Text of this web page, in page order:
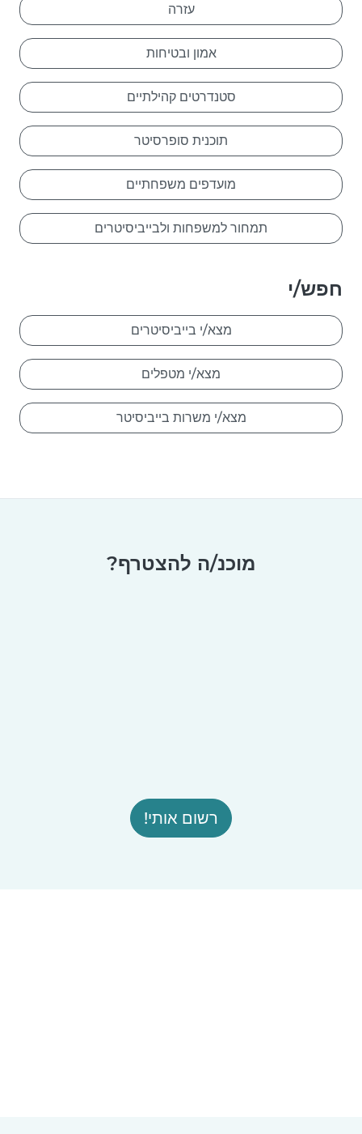
עזרה
אמון ובטיחות
סטנדרטים קהילתיים
תוכנית סופרסיטר
מועדפים משפחתיים
תמחור למשפחות ולבייביסיטרים
חפש/י
מצא/י בייביסיטרים
מצא/י מטפלים
מצא/י משרות בייביסיטר
מוכנ/ה להצטרף?
רשום אותי!